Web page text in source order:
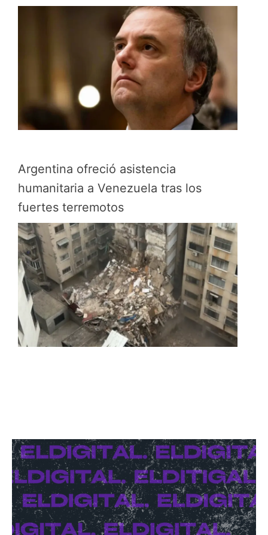
Argentina ofreció asistencia
humanitaria a Venezuela tras los
fuertes terremotos